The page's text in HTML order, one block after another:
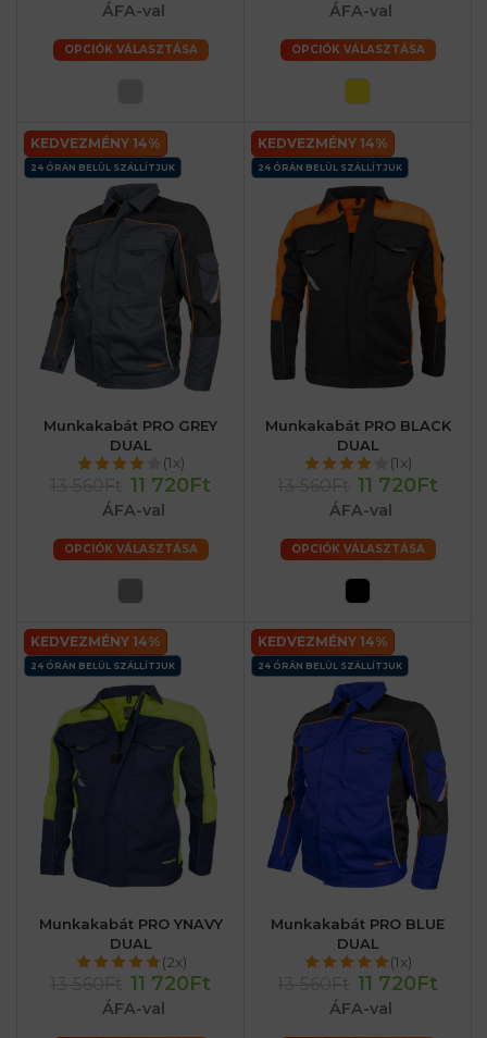
ÁFA-val
OPCIÓK VÁLASZTÁSA
ÁFA-val
OPCIÓK VÁLASZTÁSA
KEDVEZMÉNY 14%
24 ÓRÁN BELÜL SZÁLLÍTJUK
Munkakabát PRO GREY
DUAL
(1x)
11 720Ft
ÁFA-val
OPCIÓK VÁLASZTÁSA
KEDVEZMÉNY 14%
24 ÓRÁN BELÜL SZÁLLÍTJUK
Munkakabát PRO BLACK
DUAL
(1x)
11 720Ft
ÁFA-val
OPCIÓK VÁLASZTÁSA
KEDVEZMÉNY 14%
24 ÓRÁN BELÜL SZÁLLÍTJUK
Munkakabát PRO YNAVY
DUAL
(2x)
11 720Ft
ÁFA-val
KEDVEZMÉNY 14%
24 ÓRÁN BELÜL SZÁLLÍTJUK
Munkakabát PRO BLUE
DUAL
(1x)
11 720Ft
ÁFA-val